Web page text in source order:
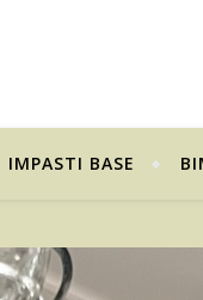
IMPASTI BASE